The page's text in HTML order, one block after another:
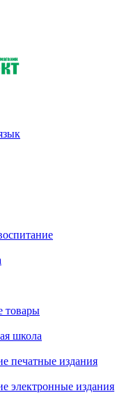
товары
школа
печатные издания
электронные издания